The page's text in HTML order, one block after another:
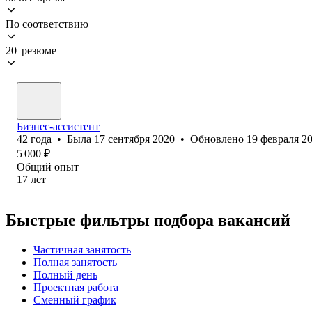
По соответствию
20 резюме
Бизнес-ассистент
42 года • Была 17 сентября 2020 • Обновлено 19 февраля
5 000 ₽
Общий опыт
17 лет
Быстрые фильтры подбора вакансий
Частичная занятость
Полная занятость
Полный день
Проектная работа
Сменный график